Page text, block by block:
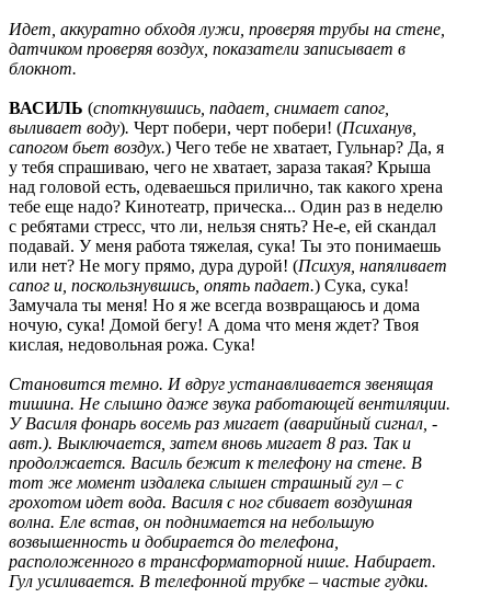
Идет, аккуратно обходя лужи, проверяя трубы на стене,
датчиком проверяя воздух, показатели записывает в
блокнот.
ВАСИЛЬ (споткнувшись, падает, снимает сапог,
выливает воду). Черт побери, черт побери! (Психанув,
сапогом бьет воздух.) Чего тебе не хватает, Гульнар? Да, я
у тебя спрашиваю, чего не хватает, зараза такая? Крыша
над головой есть, одеваешься прилично, так какого хрена
тебе еще надо? Кинотеатр, прическа... Один раз в неделю
с ребятами стресс, что ли, нельзя снять? Не-е, ей скандал
подавай. У меня работа тяжелая, сука! Ты это понимаешь
или нет? Не могу прямо, дура дурой! (Психуя, напяливает
сапог и, поскользнувшись, опять падает.) Сука, сука!
Замучала ты меня! Но я же всегда возвращаюсь и дома
ночую, сука! Домой бегу! А дома что меня ждет? Твоя
кислая, недовольная рожа. Сука!
Становится темно. И вдруг устанавливается звенящая
тишина. Не слышно даже звука работающей вентиляции.
У Василя фонарь восемь раз мигает (аварийный сигнал, -
авт.). Выключается, затем вновь мигает 8 раз. Так и
продолжается. Василь бежит к телефону на стене. В
тот же момент издалека слышен страшный гул – с
грохотом идет вода. Василя с ног сбивает воздушная
волна. Еле встав, он поднимается на небольшую
возвышенность и добирается до телефона,
расположенного в трансформаторной нише. Набирает.
Гул усиливается. В телефонной трубке – частые гудки.